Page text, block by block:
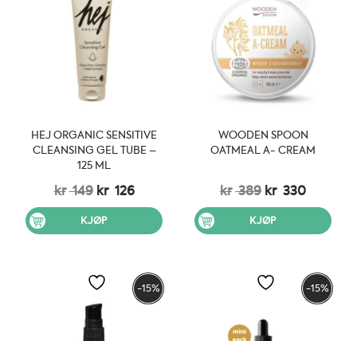
HEJ ORGANIC SENSITIVE
CLEANSING GEL TUBE –
125 ML
kr149 Opprinnelig
pris
var:
kr 149.
kr 126Nåværende
pris
kr 126.
KJØP
WOODEN SPOON
OATMEAL A- CREAM
kr389 Opprinnelig
pris
var:
kr 389.
kr 330
pris
kr 330.
KJØP
-15% -15%